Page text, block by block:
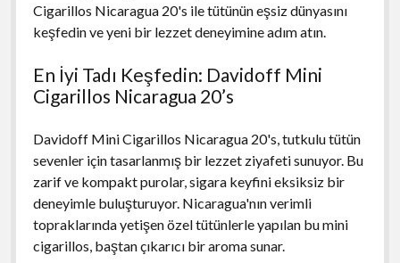
Cigarillos Nicaragua 20's ile tütünün eşsiz dünyasını
keşfedin ve yeni bir lezzet deneyimine adım atın.
En İyi Tadı Keşfedin: Davidoff Mini
Cigarillos Nicaragua 20’s
Davidoff Mini Cigarillos Nicaragua 20's, tutkulu tütün
sevenler için tasarlanmış bir lezzet ziyafeti sunuyor. Bu
zarif ve kompakt purolar, sigara keyfini eksiksiz bir
deneyimle buluşturuyor. Nicaragua'nın verimli
topraklarında yetişen özel tütünlerle yapılan bu mini
cigarillos, baştan çıkarıcı bir aroma sunar.